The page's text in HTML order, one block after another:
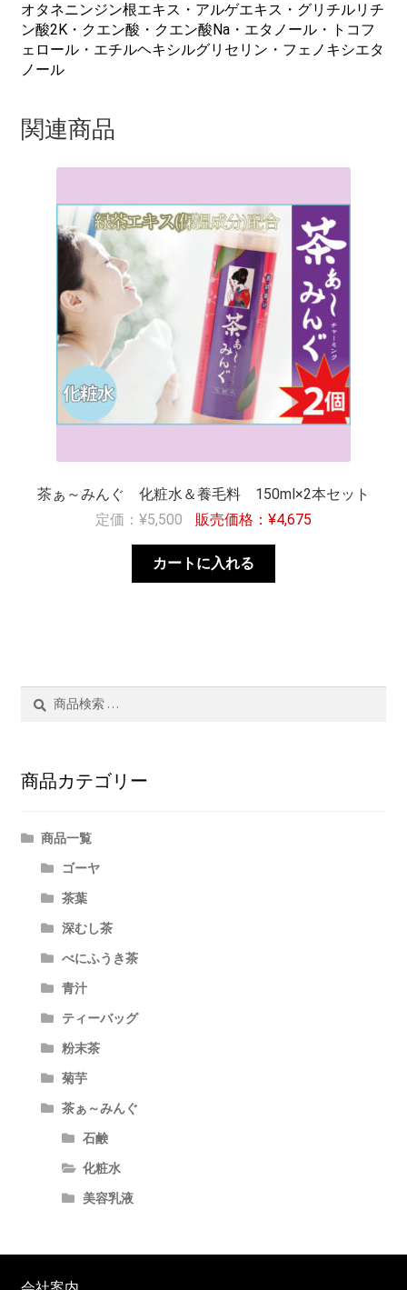
オタネニンジン根エキス・アルゲエキス・グリチルリチ
ン酸2K・クエン酸・クエン酸Na・エタノール・トコフ
ェロール・エチルヘキシルグリセリン・フェノキシエタ
ノール
関連商品
茶ぁ～みんぐ 化粧水＆養毛料 150ml×2本セット
¥5,500 ¥4,675
カートに入れる
商品カテゴリー
商品一覧
ゴーヤ
茶葉
深むし茶
べにふうき茶
青汁
ティーバッグ
粉末茶
菊芋
茶ぁ～みんぐ
石鹸
化粧水
美容乳液